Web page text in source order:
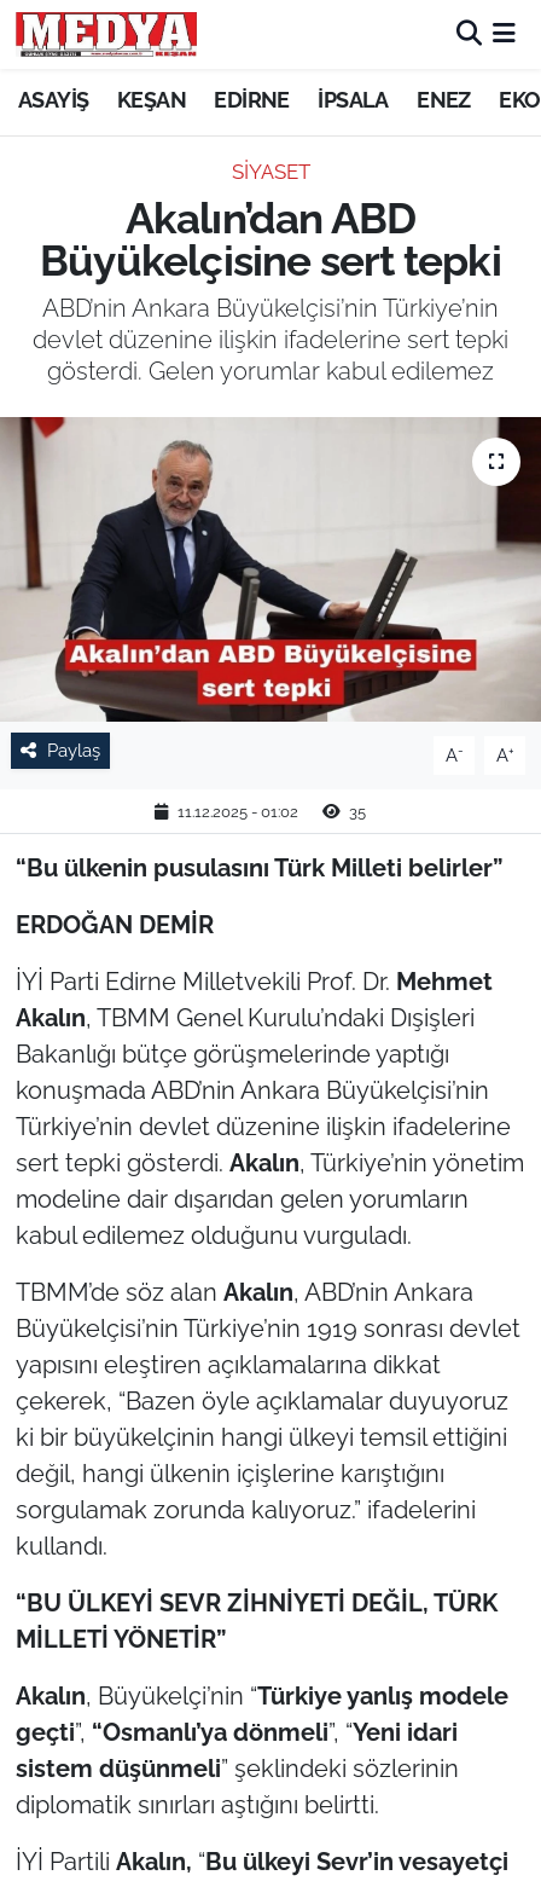
ASAYİŞ KEŞAN EDİRNE İPSALA ENEZ
SİYASET
Akalın’dan ABD
Büyükelçisine sert tepki
ABD’nin Ankara Büyükelçisi’nin Türkiye’nin
devlet düzenine ilişkin ifadelerine sert tepki
gösterdi. Gelen yorumlar kabul edilemez
Paylaş A- A+
11.12.2025 - 01:02 35
“Bu ülkenin pusulasını Türk Milleti belirler”
ERDOĞAN DEMİR
İYİ Parti Edirne Milletvekili Prof. Dr. Mehmet
Akalın, TBMM Genel Kurulu’ndaki Dışişleri
Bakanlığı bütçe görüşmelerinde yaptığı
konuşmada ABD’nin Ankara Büyükelçisi’nin
Türkiye’nin devlet düzenine ilişkin ifadelerine
sert tepki gösterdi. Akalın, Türkiye’nin yönetim
modeline dair dışarıdan gelen yorumların
kabul edilemez olduğunu vurguladı.
TBMM’de söz alan Akalın, ABD’nin Ankara
Büyükelçisi’nin Türkiye’nin 1919 sonrası devlet
yapısını eleştiren açıklamalarına dikkat
çekerek, “Bazen öyle açıklamalar duyuyoruz
ki bir büyükelçinin hangi ülkeyi temsil ettiğini
değil, hangi ülkenin içişlerine karıştığını
sorgulamak zorunda kalıyoruz.” ifadelerini
kullandı.
“BU ÜLKEYİ SEVR ZİHNİYETİ DEĞİL, TÜRK
MİLLETİ YÖNETİR”
Akalın, Büyükelçi’nin “Türkiye yanlış modele
geçti”, “Osmanlı’ya dönmeli”, “Yeni idari
sistem düşünmeli” şeklindeki sözlerinin
diplomatik sınırları aştığını belirtti.
İYİ Partili Akalın, “Bu ülkeyi Sevr’in vesayetçi
KEŞAN
ASAYİŞ
SİYASET
GÜNDEM
EĞİTİM
TARIM VE HAYVANCILIK
KÜLTÜR SANAT
RESMİ İLAN
SPOR
YAŞAM
KIRKLARELİ
ÇANAKKALE
TÜRKİYE
Bölge
Genel
Politika
Flaş Haber
Dış Haberler
İş Dünyası
Bilim Teknoloji
English News
Canlı Maç